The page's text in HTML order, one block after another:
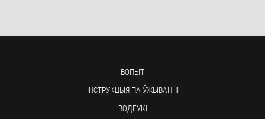
ВОПЫТ
ІНСТРУКЦЫЯ ПА ЎЖЫВАННІ
ВОДГУКІ